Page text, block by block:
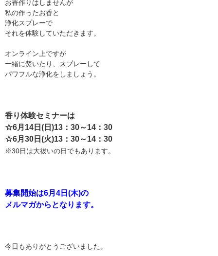
お香作りはしませんが
私の作ったお香と
浄化スプレーで
それを体験していただきます。
オンライン上ですが
一緒に焚いたり、スプレーして
パワフルな浄化をしましょう。
香り体験セミナーは
☆6月14日(日)13：30～14：30
☆6月30日(火)13：30～14：30
※30日は大祓いの日でもあります。
募集開始は6月4日(木)の
メルマガからとなります。
今日もありがとうございました。